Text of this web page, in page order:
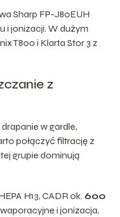
Sharp FP-J80EUH
i jonizacji. W dużym
T800 i Klarta Stor 3 z
z
w gardle,
połączyć filtrację z
grupie dominują
H13, CADR ok. 600
i jonizacja,